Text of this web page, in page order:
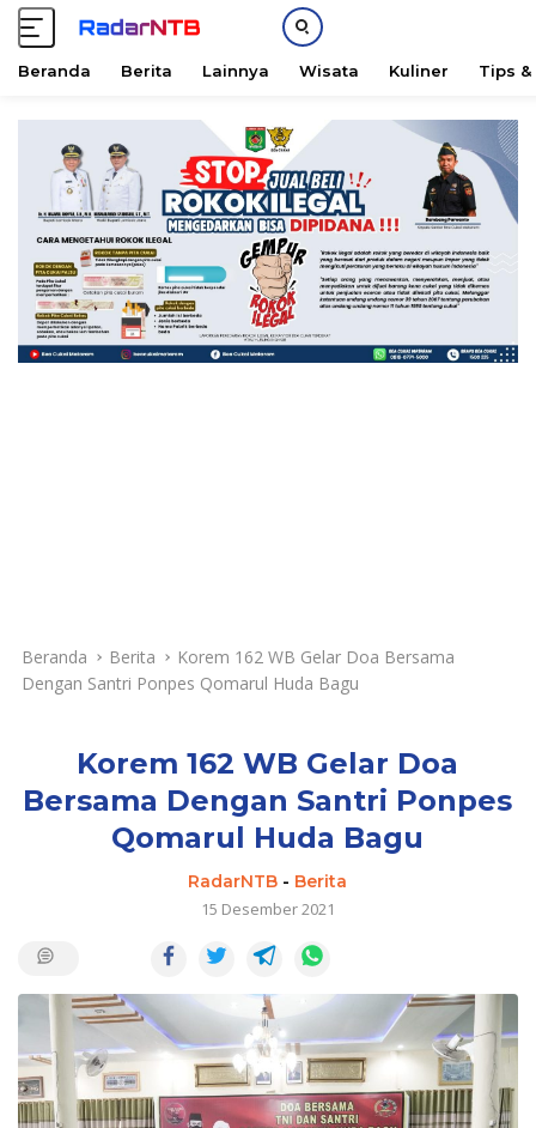
Beranda Berita Lainnya Wisata Kuliner Tips &
Beranda Berita
Korem 162 WB Gelar Doa Bersama
Dengan Santri Ponpes Qomarul Huda Bagu
Korem 162 WB Gelar Doa
Bersama Dengan Santri Ponpes
Qomarul Huda Bagu
RadarNTB - Berita
15 Desember 2021